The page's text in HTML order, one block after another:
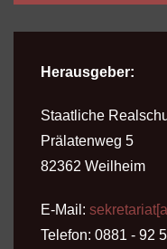
Herausgeber:
Staatliche
Prälatenweg 5
82362 Weilheim
E-Mail:
Telefon: 0881 - 92